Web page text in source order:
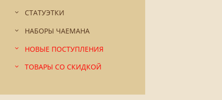
СТАТУЭТКИ
НАБОРЫ ЧАЕМАНА
НОВЫЕ ПОСТУПЛЕНИЯ
ТОВАРЫ СО СКИДКОЙ